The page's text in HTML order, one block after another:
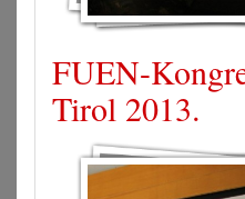
FUEN-
Tirol 2013.